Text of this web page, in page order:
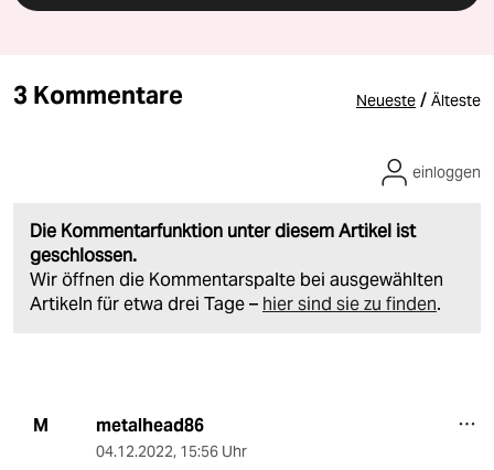
3 Kommentare Neueste / Älteste
Die Kommentarfunktion unter diesem Artikel ist
geschlossen.
Wir öffnen die Kommentarspalte bei ausgewählten
Artikeln für etwa drei Tage – hier sind sie zu finden.
einloggen
M metalhead86
04.12.2022, 15:56 Uhr